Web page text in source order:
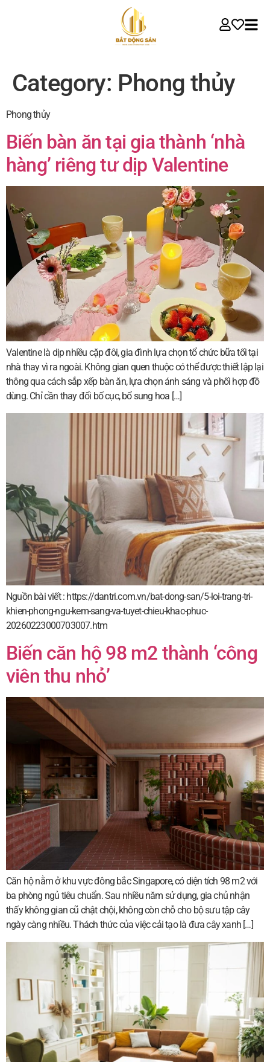
Category: Phong thủy
Phong thủy
Biến bàn ăn tại gia thành ‘nhà
hàng’ riêng tư dịp Valentine
Valentine là dịp nhiều cặp đôi, gia đình lựa chọn tổ chức bữa tối tại
nhà thay vì ra ngoài. Không gian quen thuộc có thể được thiết lập lại
thông qua cách sắp xếp bàn ăn, lựa chọn ánh sáng và phối hợp đồ
dùng. Chỉ cần thay đổi bố cục, bổ sung hoa […]
Nguồn bài viết : https://dantri.com.vn/bat-dong-san/5-loi-trang-tri-
khien-phong-ngu-kem-sang-va-tuyet-chieu-khac-phuc-
20260223000703007.htm
Biến căn hộ 98 m2 thành ‘công
viên thu nhỏ’
Căn hộ nằm ở khu vực đông bắc Singapore, có diện tích 98 m2 với
ba phòng ngủ tiêu chuẩn. Sau nhiều năm sử dụng, gia chủ nhận
thấy không gian cũ chật chội, không còn chỗ cho bộ sưu tập cây
ngày càng nhiều. Thách thức của việc cải tạo là đưa cây xanh […]